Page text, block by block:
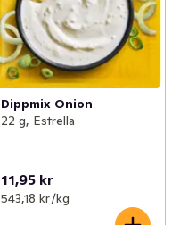
Dippmix Onion
22 g, Estrella
11,95 kr
543,18 kr /kg